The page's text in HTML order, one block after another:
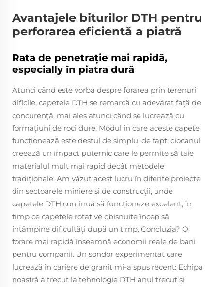
Avantajele biturilor DTH pentru
perforarea eficientă a piatră
Rata de penetrație mai rapidă,
especially în piatra dură
Atunci când este vorba despre forarea prin terenuri
dificile, capetele DTH se remarcă cu adevărat față de
concurență, mai ales atunci când se lucrează cu
formațiuni de roci dure. Modul în care aceste capete
funcționează este destul de simplu, de fapt: ciocanul
creează un impact puternic care le permite să taie
materialul mult mai rapid decât metodele
tradiționale. Am văzut acest lucru în diferite proiecte
din sectoarele miniere și de construcții, unde
capetele DTH continuă să funcționeze excelent, în
timp ce capetele rotative obișnuite încep să
întâmpine dificultăți după un timp. Concluzia? O
forare mai rapidă înseamnă economii reale de bani
pentru companii. Un sondor experimentat care
lucrează în cariere de granit mi-a spus recent: Echipa
noastră a trecut la tehnologie DTH anul trecut și